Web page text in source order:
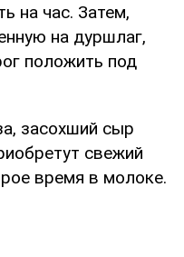
на час. Затем,
на дуршлаг,
положить под
засохший сыр
свежий
время в молоке.